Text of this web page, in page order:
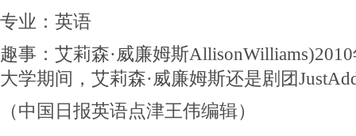
专业：英语
趣事：艾莉森·威廉姆斯
大学期间，艾莉森·威廉姆斯还是剧团
（中国日报英语点津王伟编辑）